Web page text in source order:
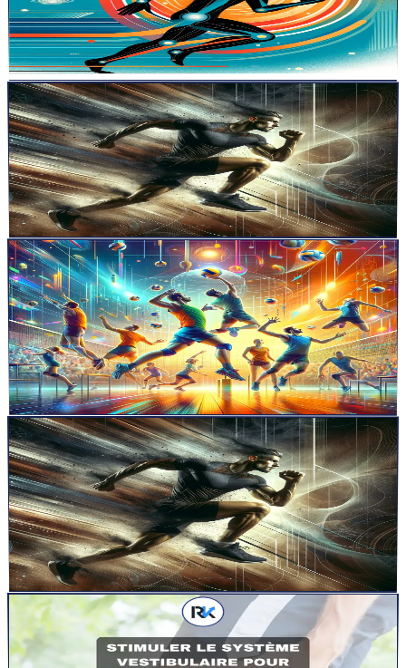
« Réathlétisation Après Blessure : Clés pour Une Transition Réussie
du Retour au Jeu à la Performance Optimale »: Dans u...
Lire la suite
articles10 mars 20242min
Les trois tests les plus importants pour profiler un
sportif.
Suite à une question sur intagram, voici les trois tests que je
considère les plus importants lors de la réalisation d&r...
Lire la suite
articles4 déc. 20235min
Apprendre Plusieurs Mouvements en Parallèle –
Avec Précision et dans un Ordre Aléatoire, ou
Chacun avec du Bruit Ajouté ?
L&rsquo;apprentissage parallèle de compétences en volleyball
présente des défis uniques, nécessitant une approche d&rsqu...
Lire la suite
articles27 nov. 202319min
Introduction au Café et à l&rsquo;Exercice
Physique : Comprendre l&rsquo;Impact de la
Caféine
La caféine, bien plus qu&rsquo;un simple stimulant, se révèle être
un allié puissant dans le monde du sport et de la san...
Lire la suite
articles8 nov. 20232min
Stimuler le système vestibulaire pour améliorer la
flexibilité de la chaîne postérieure.